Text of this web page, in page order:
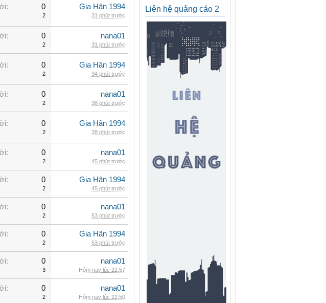
0
2
Gia Hân 1994
31 phút trước
0
2
nana01
31 phút trước
0
2
Gia Hân 1994
34 phút trước
0
2
nana01
38 phút trước
0
2
Gia Hân 1994
38 phút trước
0
2
nana01
45 phút trước
0
2
Gia Hân 1994
45 phút trước
0
2
nana01
53 phút trước
0
2
Gia Hân 1994
53 phút trước
0
3
nana01
Hôm nay lúc 22:57
0
2
nana01
Hôm nay lúc 22:50
Liên hệ quảng cáo 2